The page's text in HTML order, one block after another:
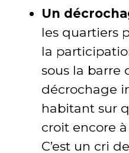
Un
les quartiers
la
sous la barre
décrochage
habitant sur
croit encore
C’est un cri